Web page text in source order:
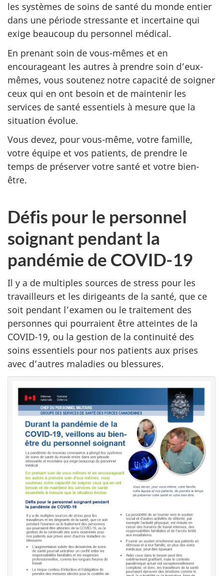
les systèmes de soins de santé du monde entier
dans une période stressante et incertaine qui
exige beaucoup du personnel médical.
En prenant soin de vous-mêmes et en
encourageant les autres à prendre soin d’eux-
mêmes, vous soutenez notre capacité de soigner
ceux qui en ont besoin et de maintenir les
services de santé essentiels à mesure que la
situation évolue.
Vous devez, pour vous-même, votre famille,
votre équipe et vos patients, de prendre le
temps de préserver votre santé et votre bien-
être.
Défis pour le personnel
soignant pendant la
pandémie de COVID-19
Il y a de multiples sources de stress pour les
travailleurs et les dirigeants de la santé, que ce
soit pendant l’examen ou le traitement des
personnes qui pourraient être atteintes de la
COVID-19, ou la gestion de la continuité des
soins essentiels pour nos patients aux prises
avec d’autres maladies ou blessures.